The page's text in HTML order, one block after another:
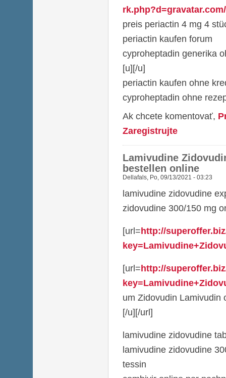
preis periactin 4 mg 4
periactin kaufen forum
cyproheptadin generika
[u][/u]
periactin kaufen ohne
cyproheptadin ohne
Ak chcete komentovať,
Zaregistrujte
Lamivudine
bestellen online
Dellafals, Po, 09/13/2021 - 03:23
lamivudine zidovudine
zidovudine 300/150 mg
[url=http://
[url=http://
um Zidovudin Lamivudin
[/u][/url]
lamivudine zidovudine
lamivudine zidovudine
tessin